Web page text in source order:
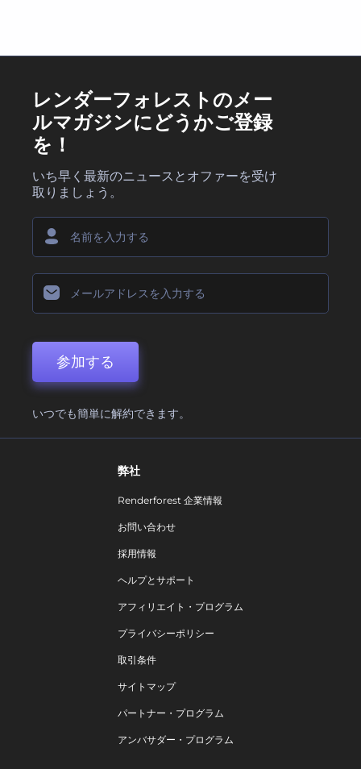
レンダーフォレストのメー
ルマガジンにどうかご登録
を！
いち早く最新のニュースとオファーを受け
取りましょう。
参加する
いつでも簡単に解約できます。
弊社
Renderforest 企業情報
お問い合わせ
採用情報
ヘルプとサポート
アフィリエイト・プログラム
プライバシーポリシー
取引条件
サイトマップ
パートナー・プログラム
アンバサダー・プログラム